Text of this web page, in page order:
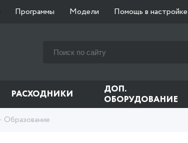
Программы Модели Помощь в настройке
РАСХОДНИКИ
ДОП.
ОБОРУДОВАНИЕ
Образование